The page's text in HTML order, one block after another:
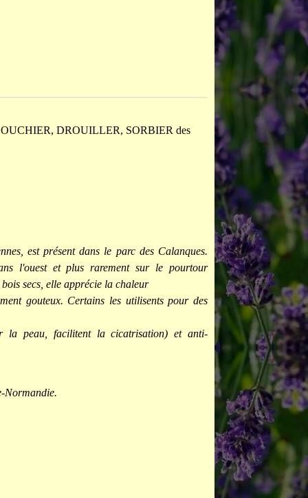
DROUILLER, SORBIER des
est présent dans le parc des Calanques.
l'ouest et plus rarement sur le pourtour
secs, elle apprécie la chaleur
gouteux. Certains les utilisents pour des
la peau, facilitent la cicatrisation) et anti-
Normandie.